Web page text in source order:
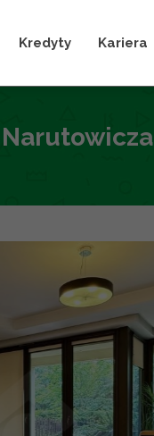
Kredyty Kariera